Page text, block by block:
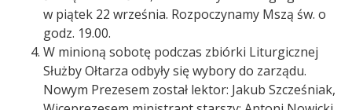
w piątek 22 września. Rozpoczynamy Mszą św. o
godz. 19.00.
W minioną sobotę podczas zbiórki Liturgicznej
Służby Ołtarza odbyły się wybory do zarządu.
Nowym Prezesem został lektor: Jakub Szcześniak,